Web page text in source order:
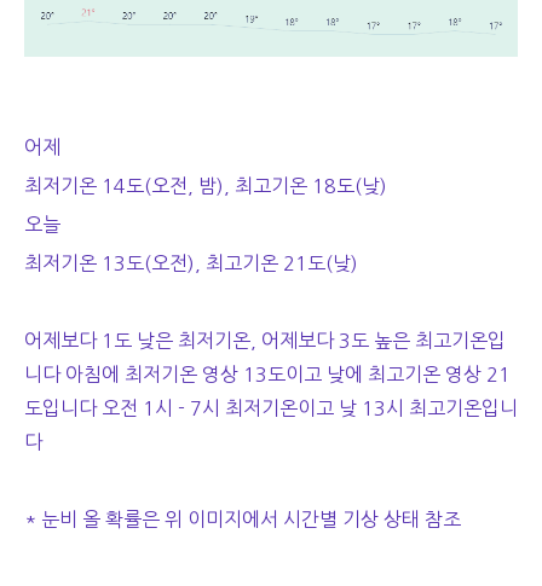
어제
최저기온 14도(오전, 밤), 최고기온 18도(낮)
오늘
최저기온 13도(오전), 최고기온 21도(낮)
어제보다 1도 낮은 최저기온, 어제보다 3도 높은 최고기온입
니다 아침에 최저기온 영상 13도이고 낮에 최고기온 영상 21
도입니다 오전 1시 - 7시 최저기온이고 낮 13시 최고기온입니
다
* 눈비 올 확률은 위 이미지에서 시간별 기상 상태 참조